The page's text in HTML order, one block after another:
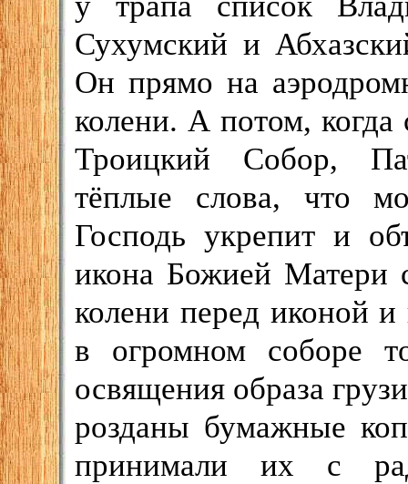
Сухумский и
Он прямо на
колени. А потом,
Троицкий Собор,
тёплые слова, что
Господь укрепит и
икона Божией Матери
колени перед иконой
в огромном соборе
освящения образа
розданы бумажные
принимали их с